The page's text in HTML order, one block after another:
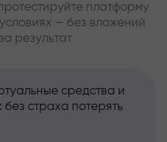
платформу
— без вложений
результат
средства и
без страха потерять